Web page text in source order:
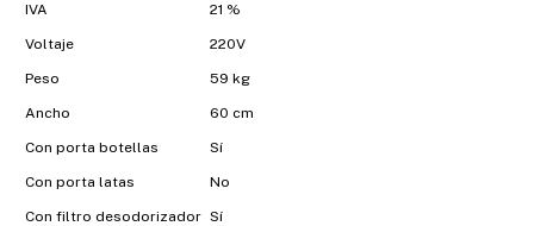
IVA 21 %
Voltaje 220V
Peso 59 kg
Ancho 60 cm
Con porta botellas Sí
Con porta latas No
Con filtro desodorizador Sí